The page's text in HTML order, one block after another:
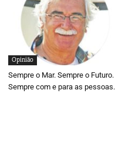
Opinião
Sempre o Mar. Sempre o Futuro.
Sempre com e para as pessoas.